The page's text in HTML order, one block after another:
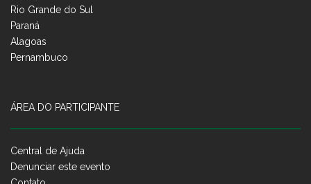
Rio Grande do Sul
Paraná
Alagoas
Pernambuco
ÁREA DO PARTICIPANTE
Central de Ajuda
Denunciar este evento